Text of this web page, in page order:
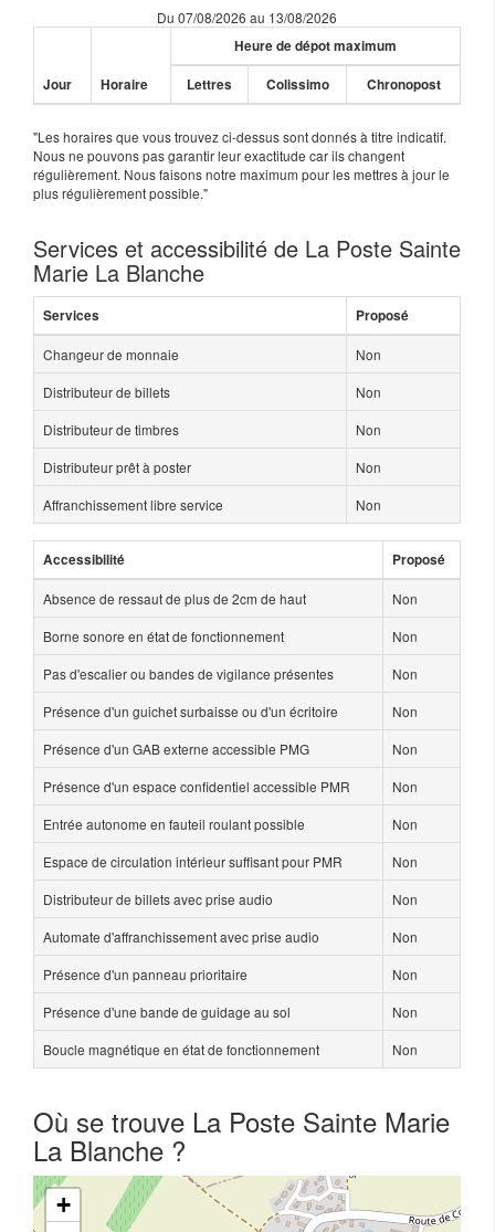
Du 07/08/2026 au 13/08/2026
Jour Horaire
Heure de dépot maximum
Lettres Colissimo Chronopost
"Les horaires que vous trouvez ci-dessus sont donnés à titre indicatif.
Nous ne pouvons pas garantir leur exactitude car ils changent
régulièrement. Nous faisons notre maximum pour les mettres à jour le
plus régulièrement possible."
Services et accessibilité de La Poste Sainte
Marie La Blanche
Services Proposé
Changeur de monnaie
Non
Distributeur de billets
Non
Distributeur de timbres
Non
Distributeur prêt à poster
Non
Affranchissement libre service
Non
Accessibilité Proposé
Absence de ressaut de plus de 2cm de haut
Non
Borne sonore en état de fonctionnement
Non
Pas d'escalier ou bandes de vigilance présentes
Non
Présence d'un guichet surbaisse ou d'un écritoire
Non
Présence d'un GAB externe accessible PMG
Non
Présence d'un espace confidentiel accessible PMR
Non
Entrée autonome en fauteil roulant possible
Non
Espace de circulation intérieur suffisant pour PMR
Non
Distributeur de billets avec prise audio
Non
Automate d'affranchissement avec prise audio
Non
Présence d'un panneau prioritaire
Non
Présence d'une bande de guidage au sol
Non
Boucle magnétique en état de fonctionnement
Non
Où se trouve La Poste Sainte Marie
La Blanche ?
+